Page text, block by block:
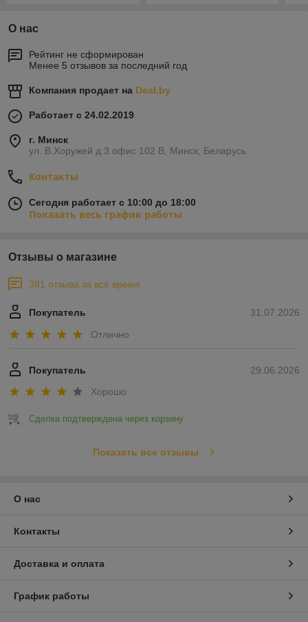
О нас
Рейтинг не сформирован
Менее 5 отзывов за последний год
Компания продает на Deal.by
Работает с 24.02.2019
г. Минск
ул. В.Хоружей д.3 офис 102 В, Минск, Беларусь
Контакты
Сегодня работает с 10:00 до 18:00
Показать весь график работы
Отзывы о магазине
381 отзыва за всё время
31.07.2026
Покупатель
Отлично
29.06.2026
Покупатель
Хорошо
Сделка подтверждена через корзину
Показать все отзывы
О нас
Контакты
Доставка и оплата
График работы